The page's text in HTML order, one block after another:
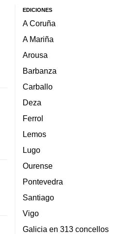
EDICIONES
A Coruña
A Mariña
Arousa
Barbanza
Carballo
Deza
Ferrol
Lemos
Lugo
Ourense
Pontevedra
Santiago
Vigo
Galicia en 313 concellos